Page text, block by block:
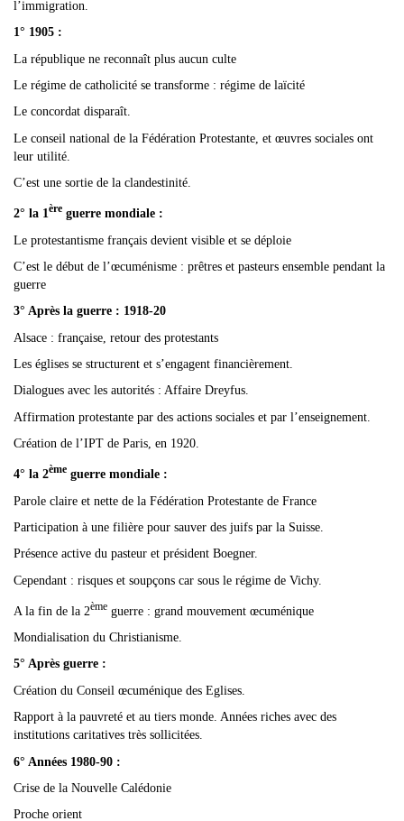
l’immigration.
1° 1905 :
La république ne reconnaît plus aucun culte
Le régime de catholicité se transforme : régime de laïcité
Le concordat disparaît.
Le conseil national de la Fédération Protestante, et œuvres sociales ont
leur utilité.
C’est une sortie de la clandestinité.
2° la 1ère guerre mondiale :
Le protestantisme français devient visible et se déploie
C’est le début de l’œcuménisme : prêtres et pasteurs ensemble pendant la
guerre
3° Après la guerre : 1918-20
Alsace : française, retour des protestants
Les églises se structurent et s’engagent financièrement.
Dialogues avec les autorités : Affaire Dreyfus.
Affirmation protestante par des actions sociales et par l’enseignement.
Création de l’IPT de Paris, en 1920.
4° la 2ème guerre mondiale :
Parole claire et nette de la Fédération Protestante de France
Participation à une filière pour sauver des juifs par la Suisse.
Présence active du pasteur et président Boegner.
Cependant : risques et soupçons car sous le régime de Vichy.
A la fin de la 2ème guerre : grand mouvement œcuménique
Mondialisation du Christianisme.
5° Après guerre :
Création du Conseil œcuménique des Eglises.
Rapport à la pauvreté et au tiers monde. Années riches avec des
institutions caritatives très sollicitées.
6° Années 1980-90 :
Crise de la Nouvelle Calédonie
Proche orient